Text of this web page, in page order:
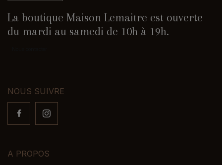
La boutique Maison Lemaitre est ouverte
du mardi au samedi de 10h à 19h.
NOUS SUIVRE
A PROPOS